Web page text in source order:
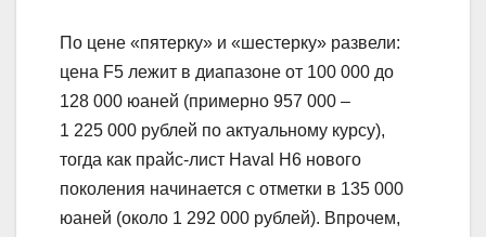
По цене «пятерку» и «шестерку» развели:
цена F5 лежит в диапазоне от 100 000 до
128 000 юаней (примерно 957 000 –
1 225 000 рублей по актуальному курсу),
тогда как прайс-лист Haval H6 нового
поколения начинается с отметки в 135 000
юаней (около 1 292 000 рублей). Впрочем,